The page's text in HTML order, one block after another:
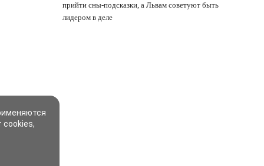
прийти сны-подсказки, а Львам советуют быть
лидером в деле
cookies,